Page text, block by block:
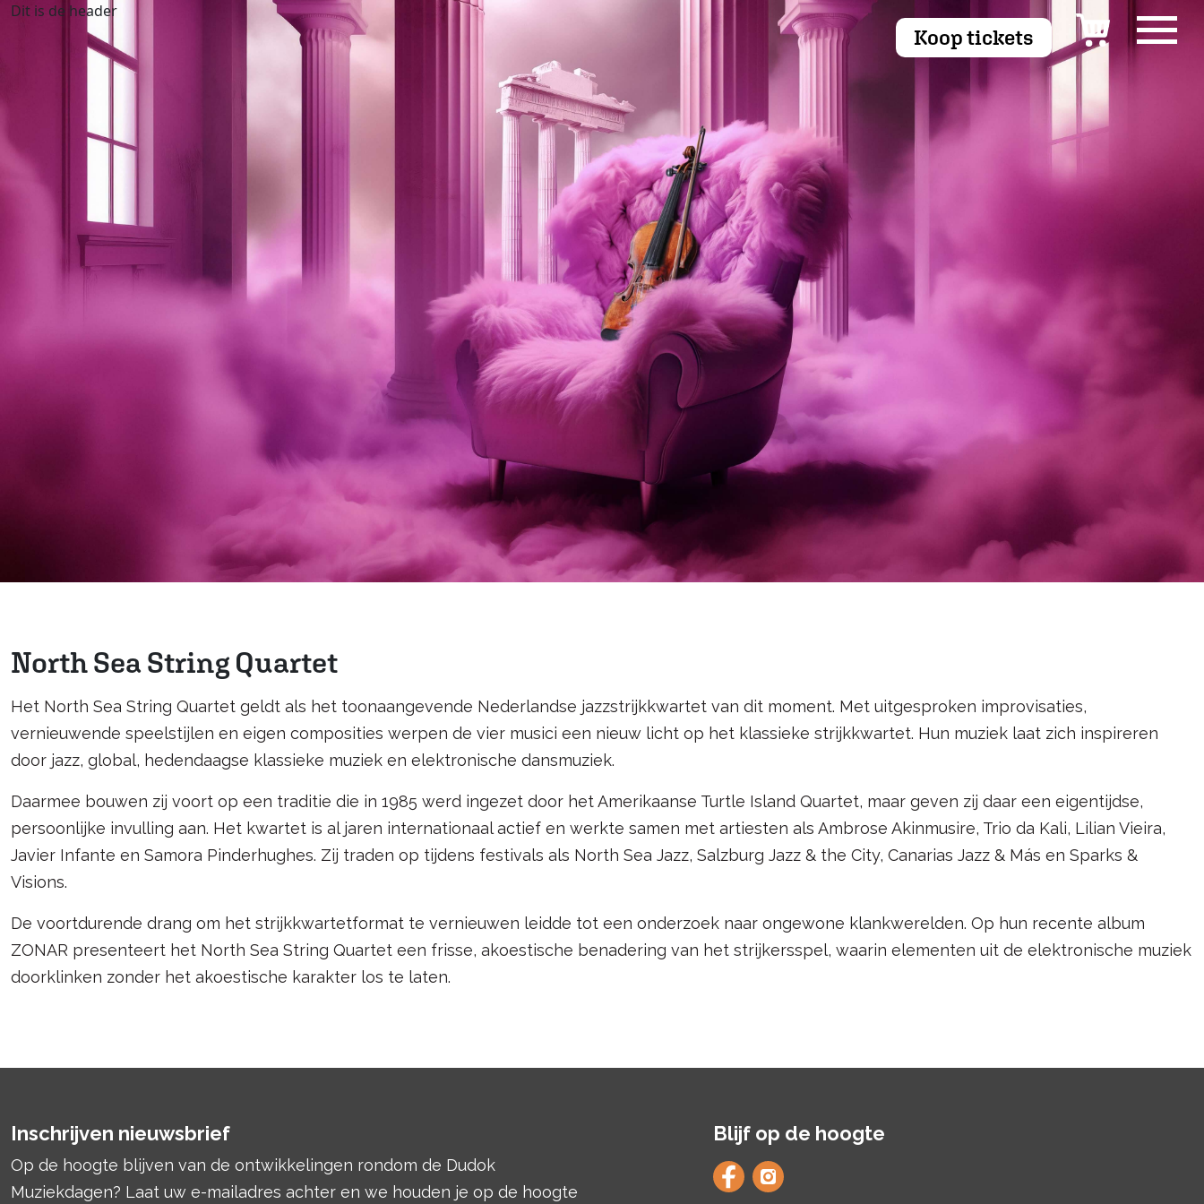
Koop tickets
Dit is de header
North Sea String Quartet
Het North Sea String Quartet geldt als het toonaangevende Nederlandse jazzstrijkkwartet van dit moment. Met uitgesproken improvisaties,
vernieuwende speelstijlen en eigen composities werpen de vier musici een nieuw licht op het klassieke strijkkwartet. Hun muziek laat zich inspireren
door jazz, global, hedendaagse klassieke muziek en elektronische dansmuziek.
Daarmee bouwen zij voort op een traditie die in 1985 werd ingezet door het Amerikaanse Turtle Island Quartet, maar geven zij daar een eigentijdse,
persoonlijke invulling aan. Het kwartet is al jaren internationaal actief en werkte samen met artiesten als Ambrose Akinmusire, Trio da Kali, Lilian Vieira,
Javier Infante en Samora Pinderhughes. Zij traden op tijdens festivals als North Sea Jazz, Salzburg Jazz & the City, Canarias Jazz & Más en Sparks &
Visions.
De voortdurende drang om het strijkkwartetformat te vernieuwen leidde tot een onderzoek naar ongewone klankwerelden. Op hun recente album
ZONAR presenteert het North Sea String Quartet een frisse, akoestische benadering van het strijkersspel, waarin elementen uit de elektronische muziek
doorklinken zonder het akoestische karakter los te laten.
Inschrijven nieuwsbrief
Op de hoogte blijven van de ontwikkelingen rondom de Dudok
Muziekdagen? Laat uw e-mailadres achter en we houden je op de hoogte
Blijf op de hoogte